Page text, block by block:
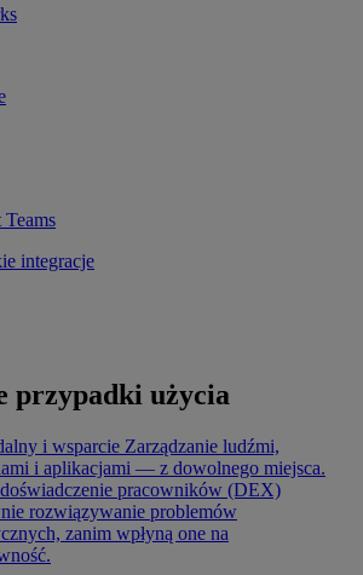
integracje
przypadki użycia
i wsparcie Zarządzanie ludźmi,
i aplikacjami — z dowolnego miejsca.
pracowników (DEX)
rozwiązywanie problemów
zanim wpłyną one na